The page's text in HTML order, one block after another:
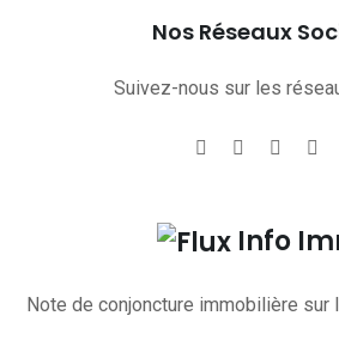
Nos Réseaux
Suivez-nous sur les
Info
Note de conjoncture immobilière sur